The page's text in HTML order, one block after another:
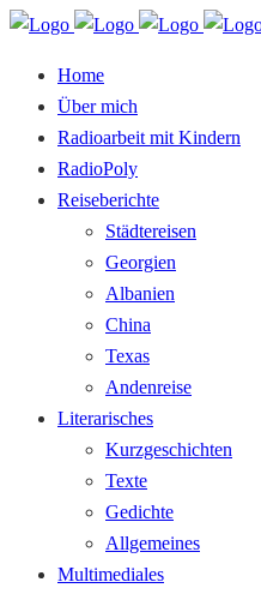
Home
Über mich
Radioarbeit mit Kindern
RadioPoly
Reiseberichte
Städtereisen
Georgien
Albanien
China
Texas
Andenreise
Literarisches
Kurzgeschichten
Texte
Gedichte
Allgemeines
Multimediales